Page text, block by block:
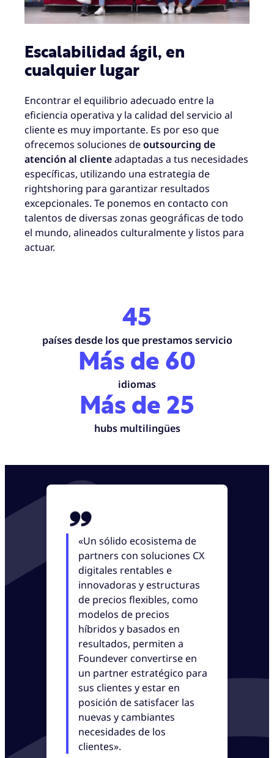
Escalabilidad ágil, en
cualquier lugar
Encontrar el equilibrio adecuado entre la
eficiencia operativa y la calidad del servicio al
cliente es muy importante. Es por eso que
ofrecemos soluciones deoutsourcing de
atención al clienteadaptadas a tus necesidades
específicas, utilizando una estrategia de
rightshoring para garantizar resultados
excepcionales. Te ponemos en contacto con
talentos de diversas zonas geográficas de todo
el mundo, alineados culturalmente y listos para
actuar.
45
países desde los que prestamos servicio
Más de 60
idiomas
Más de 25
hubs multilingües
«Un sólido ecosistema de
partners con soluciones CX
digitales rentables e
innovadoras y estructuras
de precios flexibles, como
modelos de precios
híbridos y basados en
resultados, permiten a
Foundever convertirse en
un partner estratégico para
sus clientes y estar en
posición de satisfacer las
nuevas y cambiantes
necesidades de los
clientes».